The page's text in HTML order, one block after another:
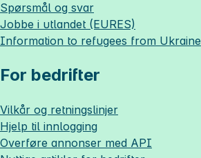
Spørsmål og svar
Jobbe i utlandet (EURES)
Information to refugees from Ukraine
For bedrifter
Vilkår og retningslinjer
Hjelp til innlogging
Overføre annonser med API